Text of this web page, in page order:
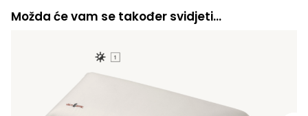
Možda će vam se također svidjeti…